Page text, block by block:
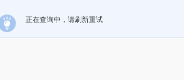
正在查询中，请刷新重试